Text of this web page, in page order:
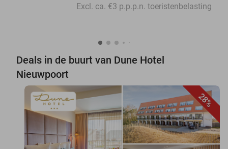
Excl. ca. €3 p.p.p.n. toeristenbelasting
Deals in de buurt van Dune Hotel
Nieuwpoort
28%